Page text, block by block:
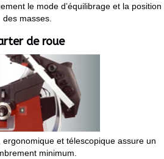
le mode d’équilibrage et la position
des masses.
de roue
et télescopique assure un
minimum.